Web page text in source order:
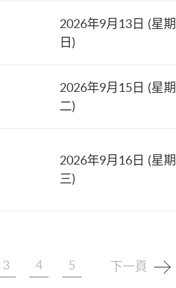
2026年9月13日 (星期
日)
2026年9月15日 (星期
二)
2026年9月16日 (星期
三)
3 4 5 下一頁